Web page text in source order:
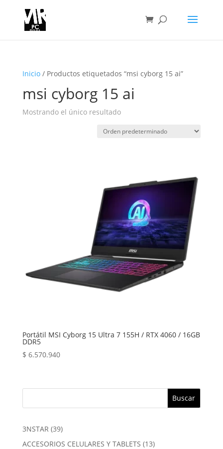
Inicio/ Productos etiquetados “msi cyborg 15 ai”
msi cyborg 15 ai
Mostrando el único resultado
Portátil MSI Cyborg 15 Ultra 7 155H / RTX 4060 / 16GB
DDR5
$ 6.570.940
Buscar
3NSTAR 3939
productos
ACCESORIOS CELULARES Y TABLETS 1313